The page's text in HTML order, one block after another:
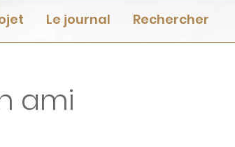
Le journal Rechercher
ami